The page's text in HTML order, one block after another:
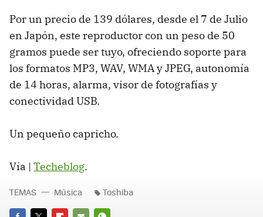
Por un precio de 139 dólares, desde el 7 de Julio
en Japón, este reproductor con un peso de 50
gramos puede ser tuyo, ofreciendo soporte para
los formatos MP3, WAV, WMA y JPEG, autonomía
de 14 horas, alarma, visor de fotografías y
conectividad USB.
Un pequeño capricho.
Vía | Techeblog.
TEMAS Música Toshiba